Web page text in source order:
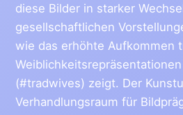
diese Bilder in starker
gesellschaftlichen
wie das erhöhte Aufkommen
(#tradwives) zeigt. Der
Verhandlungsraum für